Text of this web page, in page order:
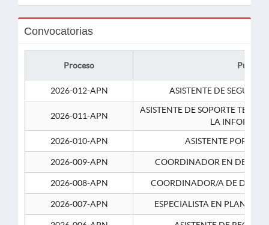
Convocatorias
Proceso Puesto
2026-012-APN ASISTENTE DE
2026-011-APN
ASISTENTE DE SOPORTE
LA
2026-010-APN
ASISTENTE
2026-009-APN COORDINADOR EN
2026-008-APN COORDINADOR/A DE
2026-007-APN ESPECIALISTA EN